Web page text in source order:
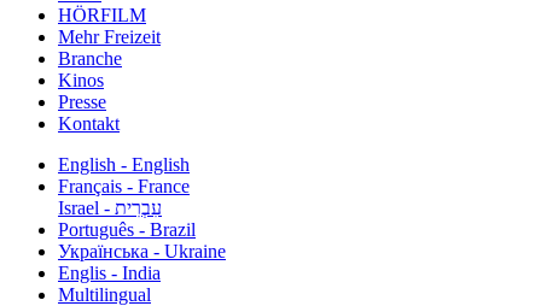
HÖRFILM
Mehr Freizeit
Branche
Kinos
Presse
Kontakt
English - English
Français - France
עִבְרִית - Israel
Português - Brazil
Українська - Ukraine
Englis - India
Multilingual